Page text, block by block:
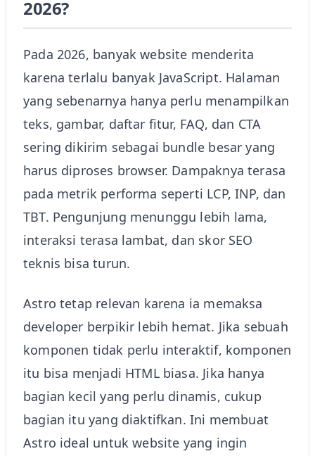
2026?
Pada 2026, banyak website menderita
karena terlalu banyak JavaScript. Halaman
yang sebenarnya hanya perlu menampilkan
teks, gambar, daftar fitur, FAQ, dan CTA
sering dikirim sebagai bundle besar yang
harus diproses browser. Dampaknya terasa
pada metrik performa seperti LCP, INP, dan
TBT. Pengunjung menunggu lebih lama,
interaksi terasa lambat, dan skor SEO
teknis bisa turun.
Astro tetap relevan karena ia memaksa
developer berpikir lebih hemat. Jika sebuah
komponen tidak perlu interaktif, komponen
itu bisa menjadi HTML biasa. Jika hanya
bagian kecil yang perlu dinamis, cukup
bagian itu yang diaktifkan. Ini membuat
Astro ideal untuk website yang ingin